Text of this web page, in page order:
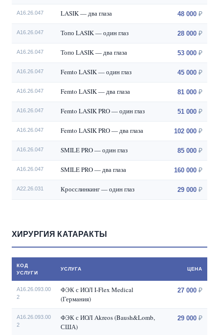
A16.26.047 LASIK — два глаза 48 000
A16.26.047 Топо LASIK — один глаз 28 000
A16.26.047 Топо LASIK — два глаза 53 000
A16.26.047 Femto LASIK — один глаз 45 000
A16.26.047 Femto LASIK — два глаза 81 000
A16.26.047 Femto LASIK PRO — один глаз 51 000
A16.26.047 Femto LASIK PRO — два глаза 102 000
A16.26.047 SMILE PRO — один глаз 85 000
A16.26.047 SMILE PRO — два глаза 160 000
A22.26.031 Кросслинкинг — один глаз 29 000
ХИРУРГИЯ КАТАРАКТЫ
КОД
УСЛУГИ
УСЛУГА ЦЕНА
A16.26.093.00
2
ФЭК с ИОЛ I-Flex Medical
(Германия)
27 000
A16.26.093.00
2
ФЭК с ИОЛ Akreos (Baush&Lomb,
США)
29 000